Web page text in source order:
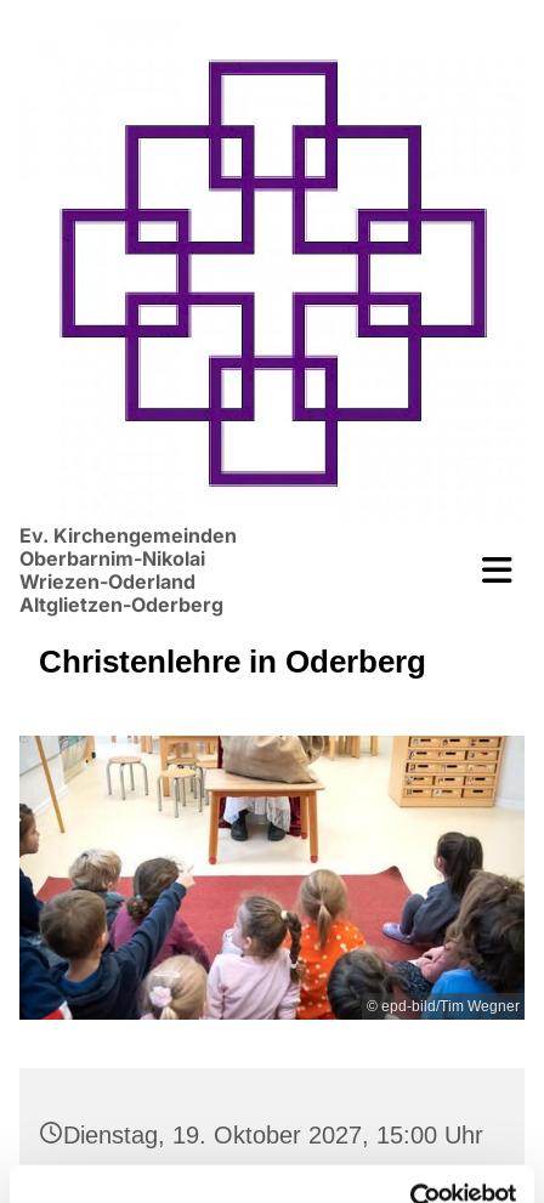
Ev. Kirchengemeinden
Oberbarnim-Nikolai
Wriezen-Oderland
Altglietzen-Oderberg
Christenlehre in Oderberg
© epd-bild/Tim Wegner
Dienstag, 19. Oktober 2027, 15:00 Uhr